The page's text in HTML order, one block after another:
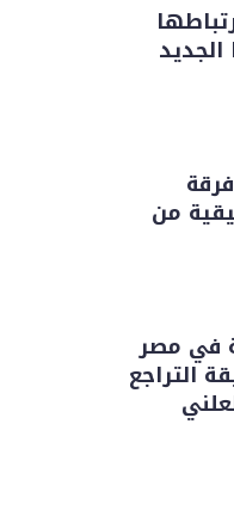
من
في مصر
التراجع